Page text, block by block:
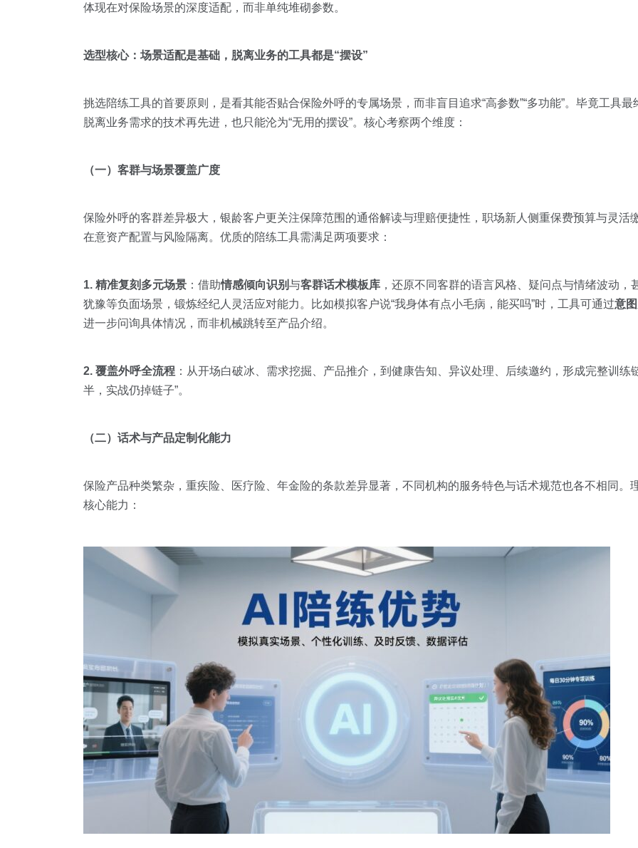
体现在对保险场景的深度适配，而非单纯堆砌参数。
选型核心：场景适配是基础，脱离业务的工具都是“摆设”
挑选陪练工具的首要原则，是看其能否贴合保险外呼的专属场景，而非盲目追求“高参数”“多功能”。毕竟工具最
脱离业务需求的技术再先进，也只能沦为“无用的摆设”。核心考察两个维度：
（一）客群与场景覆盖广度
保险外呼的客群差异极大，银龄客户更关注保障范围的通俗解读与理赔便捷性，职场新人侧重保费预算与灵活
在意资产配置与风险隔离。优质的陪练工具需满足两项要求：
1. 精准复刻多元场景 ：借助情感倾向识别与客群话术模板库 ，还原不同客群的语言风格、疑问点与情绪波动，
犹豫等负面场景，锻炼经纪人灵活应对能力。比如模拟客户说“我身体有点小毛病，能买吗”时，工具可通过意
进一步问询具体情况，而非机械跳转至产品介绍。
2. 覆盖外呼全流程 ：从开场白破冰、需求挖掘、产品推介，到健康告知、异议处理、后续邀约，形成完整训练
半，实战仍掉链子”。
（二）话术与产品定制化能力
保险产品种类繁杂，重疾险、医疗险、年金险的条款差异显著，不同机构的服务特色与话术规范也各不相同。
核心能力：